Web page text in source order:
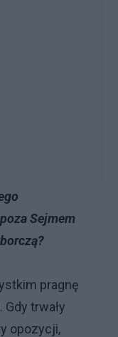
Sejmem
pragnę
trwały
opozycji,